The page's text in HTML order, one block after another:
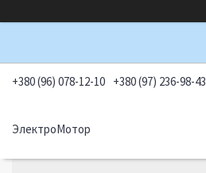
+380 (96) 078-12-10 +380 (97) 236-98-43
ЭлектроМотор